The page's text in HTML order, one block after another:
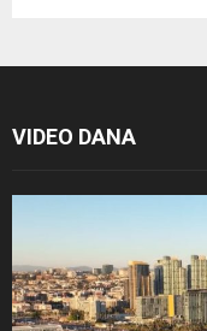
VIDEO DANA